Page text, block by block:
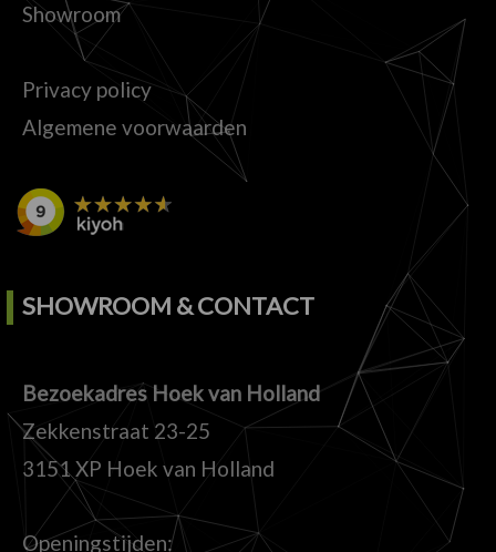
Showroom
Privacy policy
Algemene voorwaarden
SHOWROOM & CONTACT
Bezoekadres Hoek van Holland
Zekkenstraat 23-25
3151 XP Hoek van Holland
Openingstijden: